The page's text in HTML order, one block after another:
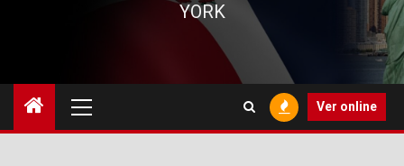
YORK
principal
Ver online